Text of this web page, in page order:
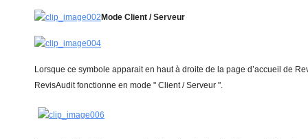
Mode Client / Serveur
Lorsque ce symbole apparait en haut à droite de la page d’accueil de
RevisAudit fonctionne en mode " Client / Serveur ".